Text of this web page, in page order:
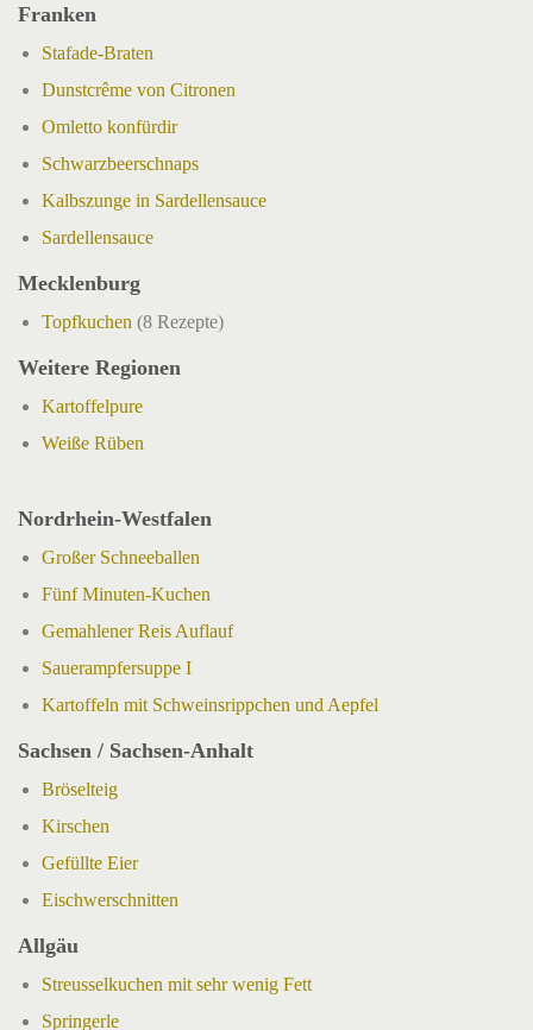
Franken
Stafade-Braten
Dunstcrême von Citronen
Omletto konfürdir
Schwarzbeerschnaps
Kalbszunge in Sardellensauce
Sardellensauce
Mecklenburg
Topfkuchen (8 Rezepte)
Weitere Regionen
Kartoffelpure
Weiße Rüben
Nordrhein-Westfalen
Großer Schneeballen
Fünf Minuten-Kuchen
Gemahlener Reis Auflauf
Sauerampfersuppe I
Kartoffeln mit Schweinsrippchen und Aepfel
Sachsen / Sachsen-Anhalt
Bröselteig
Kirschen
Gefüllte Eier
Eischwerschnitten
Allgäu
Streusselkuchen mit sehr wenig Fett
Springerle